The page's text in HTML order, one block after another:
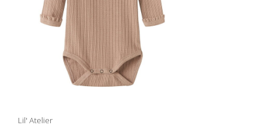
Lil' Atelier